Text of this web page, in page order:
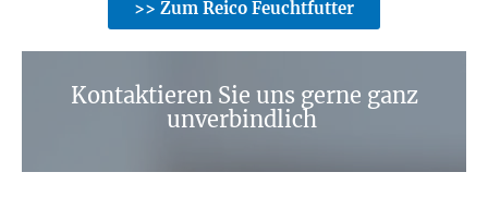
>> Zum Reico Feuchtfutter
Kontaktieren Sie uns gerne ganz
unverbindlich